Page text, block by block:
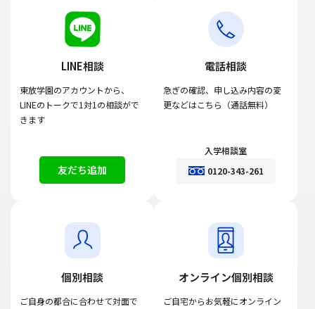
LINE相談
東放学園のアカウントから、
LINEのトークで1対1の相談がで
きます
友だち追加
電話相談
急ぎの確認、申し込み内容の変
更などはこちら（通話無料）
入学相談室
0120-343-261
個別相談
ご自身の都合に合わせて対面で
オンライン個別相談
ご自宅からお気軽にオンライン